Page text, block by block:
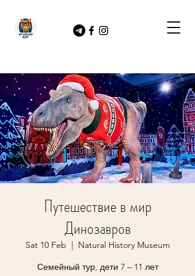
Путешествие в мир
Динозавров
Sat 10 Feb
  |
Natural History Museum
Семейный тур, дети 7 – 11 лет